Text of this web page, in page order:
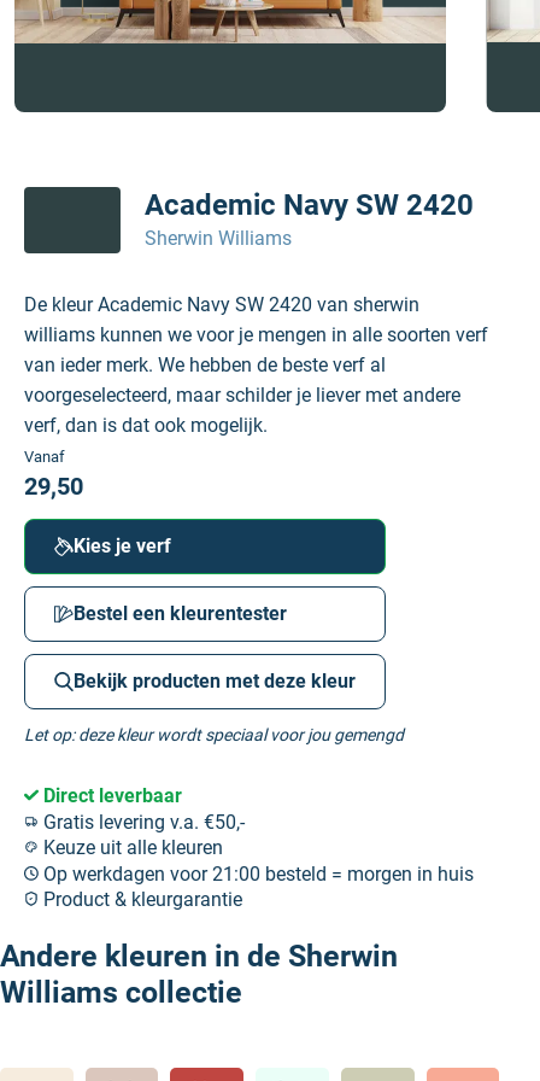
Academic Navy SW 2420
Sherwin Williams
De kleur Academic Navy SW 2420 van sherwin
williams kunnen we voor je mengen in alle soorten verf
van ieder merk. We hebben de beste verf al
voorgeselecteerd, maar schilder je liever met andere
verf, dan is dat ook mogelijk.
Vanaf
29,50
Kies je verf
Bestel een kleurentester
Bekijk producten met deze kleur
Let op: deze kleur wordt speciaal voor jou gemengd
Direct leverbaar
Gratis levering v.a. €50,-
Keuze uit alle kleuren
Op werkdagen voor 21:00 besteld = morgen in huis
Product & kleurgarantie
Andere kleuren in de Sherwin
Williams collectie